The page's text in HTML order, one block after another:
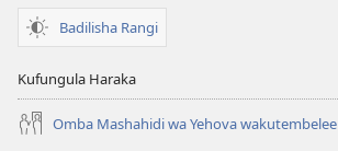
Badilisha Rangi
Kufungula Haraka
Omba Mashahidi wa Yehova wakutembelee